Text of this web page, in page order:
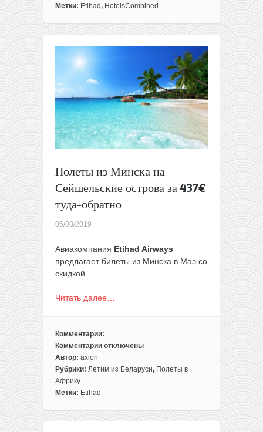
отдых
перелеты
+
14
ночей
в
отеле
с
на
всего
за
с
Метки: Etihad, HotelsCombined
Полеты из Минска на
Сейшельские острова за 437€
туда-обратно
05/08/2019
Авиакомпания Etihad Airways
предлагает билеты из Минска в Маэ со
скидкой
Читать далее…
Комментарии:
Комментарии
к
записи
Полеты
из
на
отключены
Автор: axion
Рубрики: Летим из Беларуси, Полеты в
Африку
Метки: Etihad